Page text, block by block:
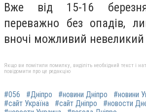
Вже від 15-16
переважно без опадів,
вночі можливий
Якщо ви помітили помилку, виділіть необхідний текст і
повідомити про це редакцію
#056 #Дніпро #новини Дніпро
#новини
#сайт Україна
#сайт Дніпро
#новости